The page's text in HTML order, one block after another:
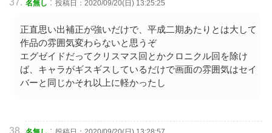
名無し 投稿日：2020/09/20(日) 13:25:25
正直思い出補正が強いだけで、平成二期あたりとは大して
作品の雰囲気変わらないと思うぞ
エグゼイドだってクリスマス回とかクロニクル回を除け
ば、キャラがギスギスしているだけで画面の雰囲気はセイ
バーと同じかそれ以上に軽かったし
: